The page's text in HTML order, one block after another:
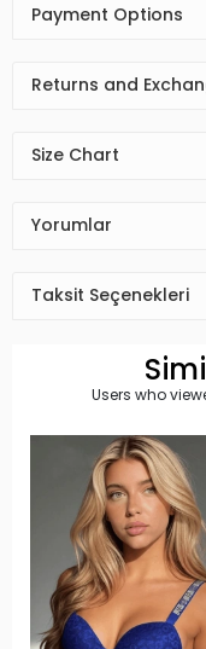
Payment Options
Returns and
Size Chart
Yorumlar
Taksit Seçenekleri
Users who